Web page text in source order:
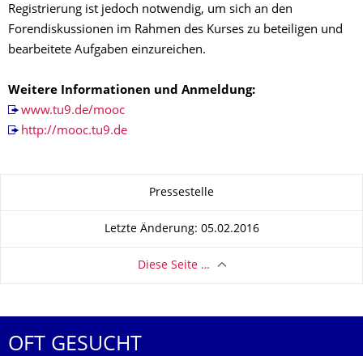
Registrierung ist jedoch notwendig, um sich an den
Forendiskussionen im Rahmen des Kurses zu beteiligen und
bearbeitete Aufgaben einzureichen.
Weitere Informationen und Anmeldung:
www.tu9.de/mooc
http://mooc.tu9.de
Pressestelle
Letzte Änderung: 05.02.2016
Diese Seite …
OFT GESUCHT